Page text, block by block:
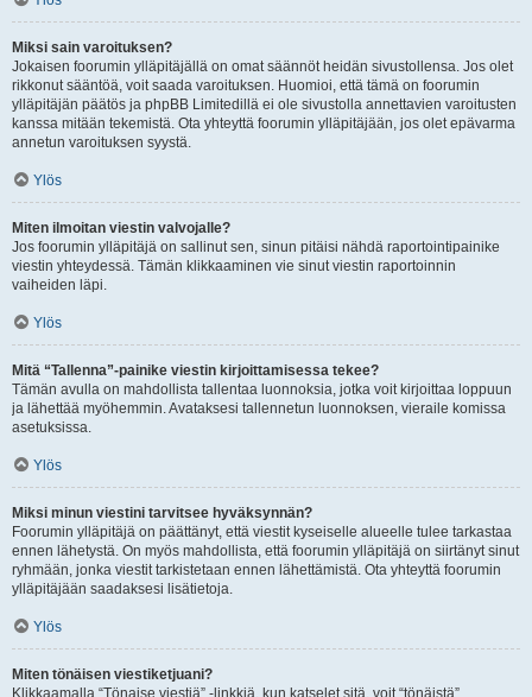
Miksi sain varoituksen?
Jokaisen foorumin ylläpitäjällä on omat säännöt heidän sivustollensa. Jos olet
rikkonut sääntöä, voit saada varoituksen. Huomioi, että tämä on foorumin
ylläpitäjän päätös ja phpBB Limitedillä ei ole sivustolla annettavien varoitusten
kanssa mitään tekemistä. Ota yhteyttä foorumin ylläpitäjään, jos olet epävarma
annetun varoituksen syystä.
Ylös
Miten ilmoitan viestin valvojalle?
Jos foorumin ylläpitäjä on sallinut sen, sinun pitäisi nähdä raportointipainike
viestin yhteydessä. Tämän klikkaaminen vie sinut viestin raportoinnin
vaiheiden läpi.
Ylös
Mitä “Tallenna”-painike viestin kirjoittamisessa tekee?
Tämän avulla on mahdollista tallentaa luonnoksia, jotka voit kirjoittaa loppuun
ja lähettää myöhemmin. Avataksesi tallennetun luonnoksen, vieraile komissa
asetuksissa.
Ylös
Miksi minun viestini tarvitsee hyväksynnän?
Foorumin ylläpitäjä on päättänyt, että viestit kyseiselle alueelle tulee tarkastaa
ennen lähetystä. On myös mahdollista, että foorumin ylläpitäjä on siirtänyt sinut
ryhmään, jonka viestit tarkistetaan ennen lähettämistä. Ota yhteyttä foorumin
ylläpitäjään saadaksesi lisätietoja.
Ylös
Miten tönäisen viestiketjuani?
Klikkaamalla “Tönaise viestiä” -linkkiä, kun katselet sitä, voit “tönäistä”